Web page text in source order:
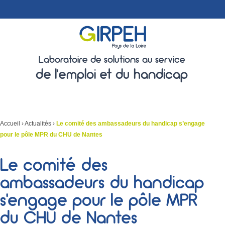
Laboratoire de solutions au service
de l'emploi et du handicap
Accueil ›Actualités › Le comité des ambassadeurs du handicap s’engage
pour le pôle MPR du CHU de Nantes
Le comité des
ambassadeurs du handicap
s’engage pour le pôle MPR
du CHU de Nantes